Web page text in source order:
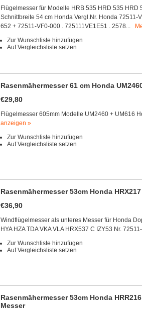
Flügelmesser für Modelle HRB 535 HRD 535
Schnittbreite 54 cm Honda Vergl.Nr. Honda 72511-
652 + 72511-VF0-000 . 725111VE1E51 . 2578...
Zur Wunschliste hinzufügen
Auf Vergleichsliste setzen
Rasenmähermesser 61 cm Honda
€29,80
Flügelmesser 605mm Modelle UM2460 + UM616
anzeigen »
Zur Wunschliste hinzufügen
Auf Vergleichsliste setzen
Rasenmähermesser 53cm Honda
€36,90
Windflügelmesser als unteres Messer für Honda
HYA HZA TDA VKA VLA HRX537 C IZY53 Nr.
Zur Wunschliste hinzufügen
Auf Vergleichsliste setzen
Rasenmähermesser 53cm Honda
Messer